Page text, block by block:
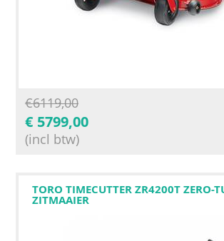
€6119,00
€ 5799,00
(incl btw)
TORO TIMECUTTER ZR4200T ZERO-
ZITMAAIER